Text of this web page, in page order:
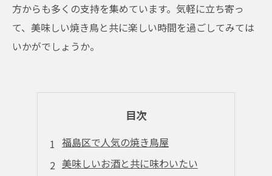
方からも多くの支持を集めています。気軽に立ち寄っ
て、美味しい焼き鳥と共に楽しい時間を過ごしてみては
いかがでしょうか。
目次
福島区で人気の焼き鳥屋
美味しいお酒と共に味わいたい